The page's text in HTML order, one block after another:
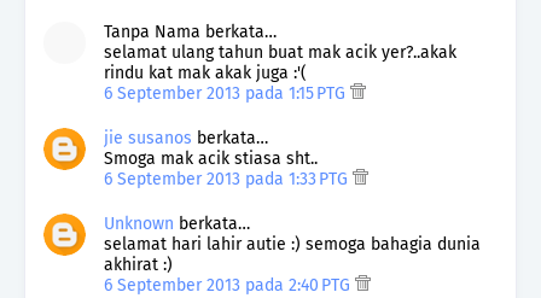
Tanpa Nama berkata…
selamat ulang tahun buat mak acik yer?..akak
rindu kat mak akak juga :'(
6 September 2013 pada 1:15 PTG
jie susanos berkata…
Smoga mak acik stiasa sht..
6 September 2013 pada 1:33 PTG
Unknown berkata…
selamat hari lahir autie :) semoga bahagia dunia
akhirat :)
6 September 2013 pada 2:40 PTG